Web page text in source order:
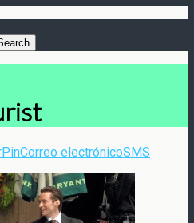
PinCorreo electrónicoSMS